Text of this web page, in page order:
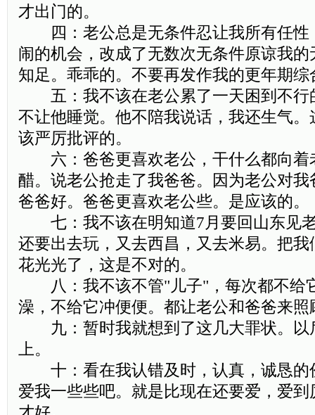
才出门的。
四：老公总是无条件忍让我所有任性
闹的机会，改成了无数次无条件原谅我
知足。乖乖的。不要再发作我的更年期综
五：我不该在老公累了一天困到不行
不让他睡觉。他不陪我说话，我还生气
该严厉批评的。
六：爸爸更喜欢老公，干什么都向着
醋。说老公抢走了我爸爸。因为老公对
爸爸好。爸爸更喜欢老公些。是应该的。
七：我不该在明知道7月要回山东见
还要出去玩，又去西昌，又去米易。把
花光光了，这是不对的。
八：我不该不管"儿子"，每次都不给
澡，不给它冲便便。都让老公和爸爸来照
九：暂时我就想到了这几大罪状。以
上。
十：看在我认错及时，认真，诚恳的
爱我一些些吧。就是比现在还要爱，爱